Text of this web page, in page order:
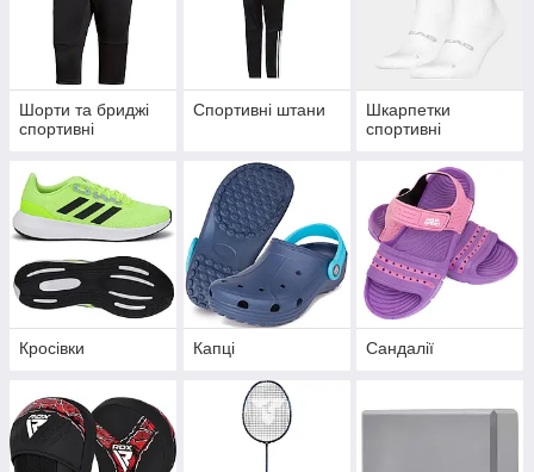
Шорти та бриджі
спортивні
Спортивні штани
Шкарпетки
спортивні
Кросівки Капці Сандалії